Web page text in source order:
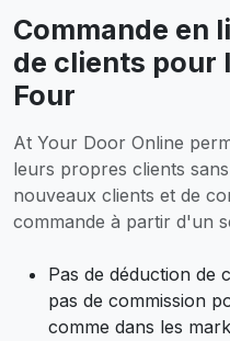
Commande en
de clients pour
Four
At Your Door Online
leurs propres clients
nouveaux clients et de
commande à partir d'un
Pas de déduction de
pas de commission
comme dans les